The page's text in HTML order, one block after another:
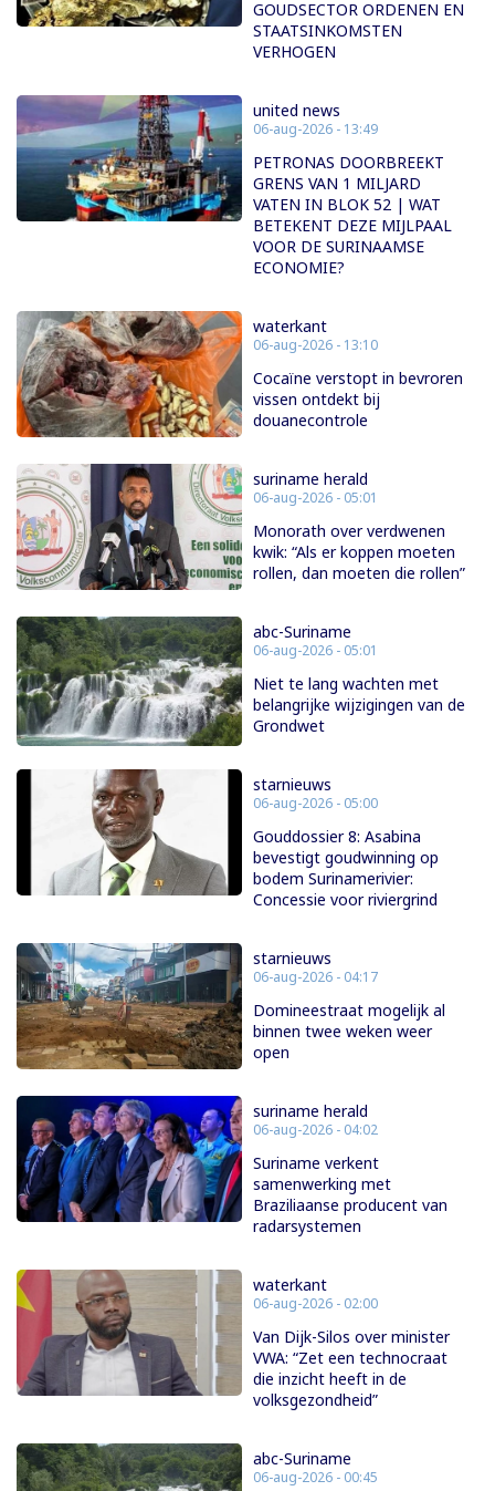
GOUDSECTOR ORDENEN EN
STAATSINKOMSTEN
VERHOGEN
united news
06-aug-2026 - 13:49
PETRONAS DOORBREEKT
GRENS VAN 1 MILJARD
VATEN IN BLOK 52 | WAT
BETEKENT DEZE MIJLPAAL
VOOR DE SURINAAMSE
ECONOMIE?
waterkant
06-aug-2026 - 13:10
Cocaïne verstopt in bevroren
vissen ontdekt bij
douanecontrole
suriname herald
06-aug-2026 - 05:01
Monorath over verdwenen
kwik: “Als er koppen moeten
rollen, dan moeten die rollen”
abc-Suriname
06-aug-2026 - 05:01
Niet te lang wachten met
belangrijke wijzigingen van de
Grondwet
starnieuws
06-aug-2026 - 05:00
Gouddossier 8: Asabina
bevestigt goudwinning op
bodem Surinamerivier:
Concessie voor riviergrind
starnieuws
06-aug-2026 - 04:17
Domineestraat mogelijk al
binnen twee weken weer
open
suriname herald
06-aug-2026 - 04:02
Suriname verkent
samenwerking met
Braziliaanse producent van
radarsystemen
waterkant
06-aug-2026 - 02:00
Van Dijk-Silos over minister
VWA: “Zet een technocraat
die inzicht heeft in de
volksgezondheid”
abc-Suriname
06-aug-2026 - 00:45